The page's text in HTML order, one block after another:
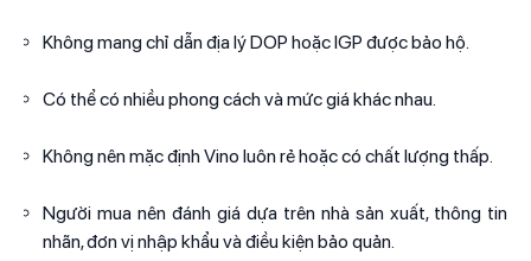
Không mang chỉ dẫn địa lý DOP hoặc IGP được bảo hộ.
Có thể có nhiều phong cách và mức giá khác nhau.
Không nên mặc định Vino luôn rẻ hoặc có chất lượng thấp.
Người mua nên đánh giá dựa trên nhà sản xuất, thông tin
nhãn, đơn vị nhập khẩu và điều kiện bảo quản.